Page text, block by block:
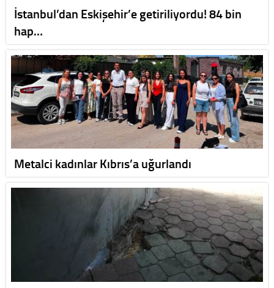
İstanbul’dan Eskişehir’e getiriliyordu! 84 bin
hap…
Metalci kadınlar Kıbrıs’a uğurlandı